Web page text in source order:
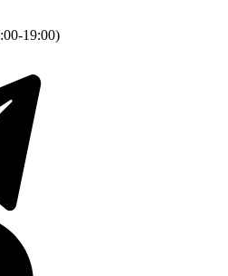
19:00)